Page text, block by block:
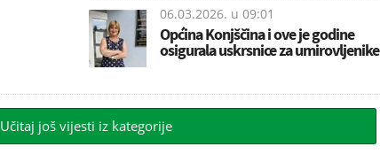
06.03.2026. u 09:01
Općina Konjščina i ove je godine
osigurala uskrsnice za umirovljenike
Učitaj još vijesti iz kategorije